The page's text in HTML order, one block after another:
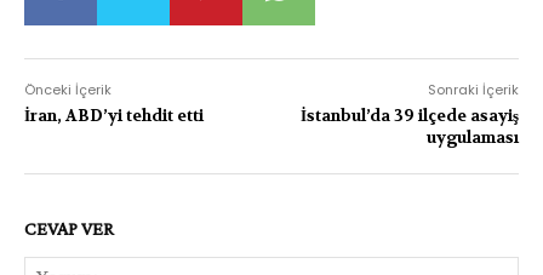
Önceki İçerik
İran, ABD’yi tehdit etti
Sonraki İçerik
İstanbul’da 39 ilçede asayiş
uygulaması
CEVAP VER